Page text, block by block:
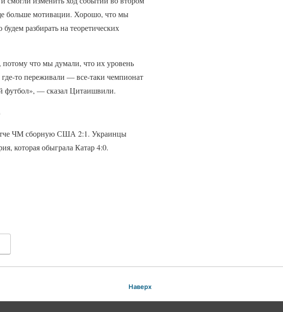
больше мотивации. Хорошо, что мы
разбирать на теоретических
что мы думали, что их уровень
то переживали — все-таки чемпионат
футбол», — сказал Цитаишвили.
ЧМ сборную США 2:1. Украинцы
которая обыграла Катар 4:0.
Наверх